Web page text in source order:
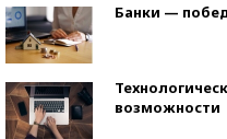
Банки —
возможности